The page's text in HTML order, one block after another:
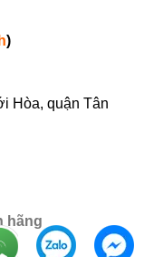
)
Hòa, quận Tân
hãng